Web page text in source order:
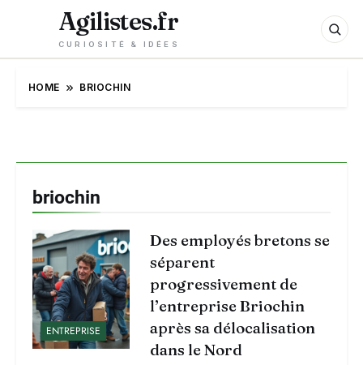
Agilistes.fr
CURIOSITÉ & IDÉES
HOME BRIOCHIN
briochin
ENTREPRISE
Des employés bretons se
séparent
progressivement de
l’entreprise Briochin
après sa délocalisation
dans le Nord